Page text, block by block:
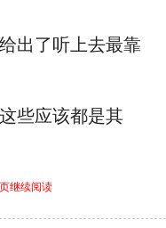
出了听上去最靠
些应该都是其
继续阅读